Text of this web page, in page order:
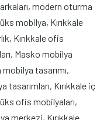
modern oturma
mobilya, Kırıkkale
Kırıkkale ofis
Masko mobilya
tasarımı,
tasarımları, Kırıkkale iç
ofis mobilyaları,
merkezi, Kırıkkale